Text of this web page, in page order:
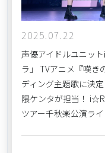
2025.07.22
声優アイドルユニッ
ラ」 TVアニメ『嘆き
ディング主題歌に決
隈ケンタが担当！
ツアー千秋楽公演ラ